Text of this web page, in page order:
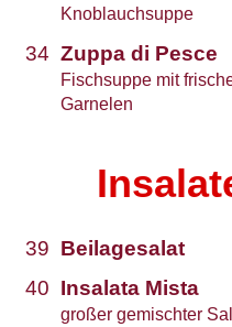
Knoblauchsuppe
34 Zuppa di Pesce
Fischsuppe mit
Garnelen
39 Beilagesalat
40 Insalata Mista
großer gemischter